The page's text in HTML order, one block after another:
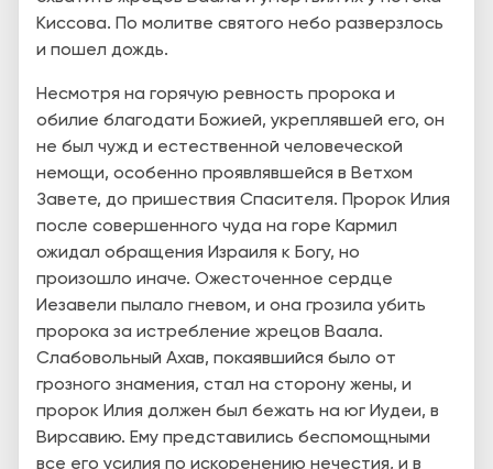
Киссова. По молитве святого небо разверзлось
и пошел дождь.
Несмотря на горячую ревность пророка и
обилие благодати Божией, укреплявшей его, он
не был чужд и естественной человеческой
немощи, особенно проявлявшейся в Ветхом
Завете, до пришествия Спасителя. Пророк Илия
после совершенного чуда на горе Кармил
ожидал обращения Израиля к Богу, но
произошло иначе. Ожесточенное сердце
Иезавели пылало гневом, и она грозила убить
пророка за истребление жрецов Ваала.
Слабовольный Ахав, покаявшийся было от
грозного знамения, стал на сторону жены, и
пророк Илия должен был бежать на юг Иудеи, в
Вирсавию. Ему представились беспомощными
все его усилия по искоренению нечестия, и в